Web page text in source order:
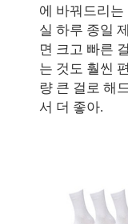
에 바꿔드리
실 하루 종일
면 크고 빠른
는 것도 훨씬
량 큰 걸로 해
서 더 좋아.